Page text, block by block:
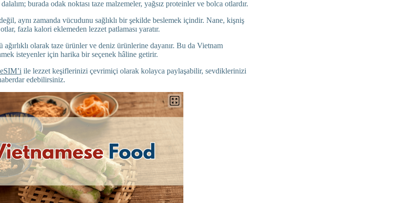
burada odak noktası taze malzemeler, yağsız proteinler ve bolca otlardır.
aynı zamanda vücudunu sağlıklı bir şekilde beslemek içindir. Nane, kişniş
fazla kalori eklemeden lezzet patlaması yaratır.
olarak taze ürünler ve deniz ürünlerine dayanır. Bu da Vietnam
isteyenler için harika bir seçenek hâline getirir.
ile lezzet keşiflerinizi çevrimiçi olarak kolayca paylaşabilir, sevdiklerinizi
edebilirsiniz.